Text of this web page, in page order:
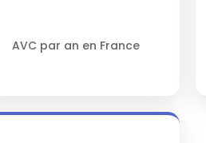
AVC par an en France